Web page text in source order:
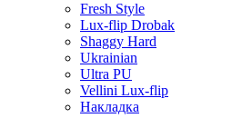
Fresh Style
Lux-flip Drobak
Shaggy Hard
Ukrainian
Ultra PU
Vellini Lux-flip
Накладка